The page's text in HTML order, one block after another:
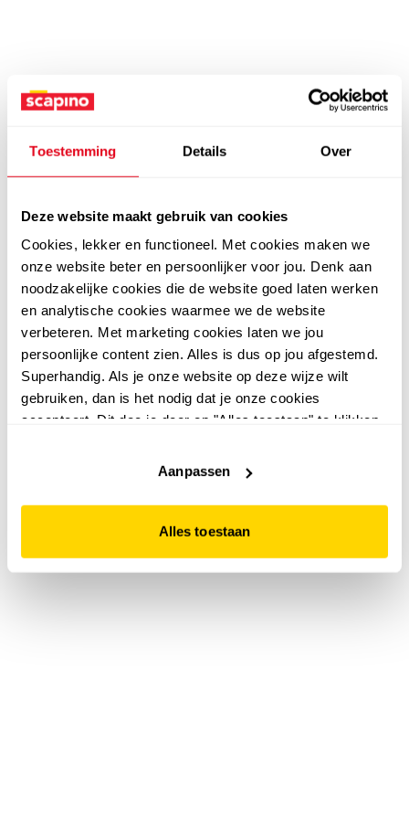
Toestemming Details Over
Deze website maakt gebruik van cookies
Cookies, lekker en functioneel. Met cookies maken we
onze website beter en persoonlijker voor jou. Denk aan
noodzakelijke cookies die de website goed laten werken
en analytische cookies waarmee we de website
verbeteren. Met marketing cookies laten we jou
persoonlijke content zien. Alles is dus op jou afgestemd.
Superhandig. Als je onze website op deze wijze wilt
gebruiken, dan is het nodig dat je onze cookies
accepteert. Dit doe je door op "Alles toestaan" te klikken.
website niet optimaal functioneert.
Aanpassen
Alles toestaan